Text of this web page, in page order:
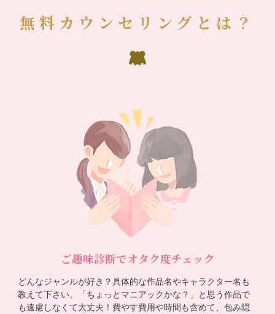
無料カウンセリングとは？
ご趣味診断でオタク度チェック
どんなジャンルが好き？具体的な作品名やキャラクター名も
教えて下さい。「ちょっとマニアックかな？」と思う作品で
も遠慮しなくて大丈夫！費やす費用や時間も含めて、包み隠